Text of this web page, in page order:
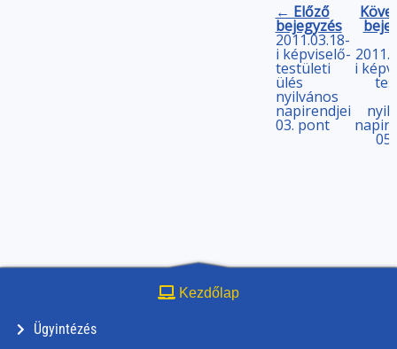
← Előző
bejegyzés
2011.03.18-
i képviselő-
testületi
ülés
nyilvános
napirendjei
03. pont
i
Kezdőlap
Ügyintézés